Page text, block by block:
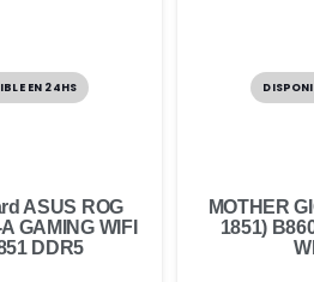
EN 24HS
ASUS ROG
GAMING WIFI
DDR5
MOTHER
1851)